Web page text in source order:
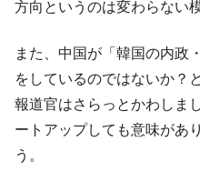
方向というのは変わらない
また、中国が「韓国の内政
をしているのではないか？
報道官はさらっとかわしま
ートアップしても意味があ
う。